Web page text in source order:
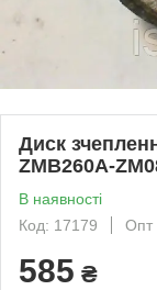
Диск
ZMB260A-
В наявності
Код: 17179
Опт
585 ₴